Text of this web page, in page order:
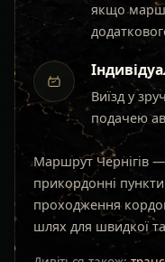
якщо
Виїзд у
подачею
Маршрут Чернігів
прикордонні
проходження
шлях для швидкої